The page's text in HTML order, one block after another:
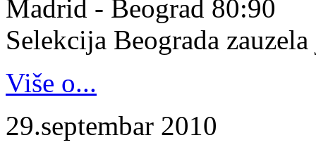
Madrid - Beograd 80:90
Selekcija Beograda
Više o...
29.septembar 2010